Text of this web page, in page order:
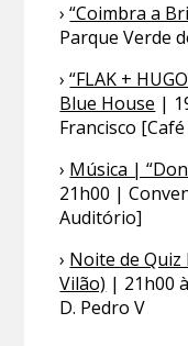
›“Coimbra a
Parque Verde
›“FLAK +
Blue House |
Francisco
› Música |
21h00 |
Auditório]
› Noite de Quiz
Vilão) | 21h00
D. Pedro V